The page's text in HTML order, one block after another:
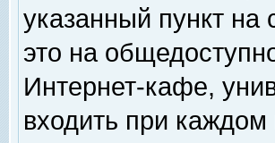
указанный пункт
это на
Интернет-кафе,
входить при каждом